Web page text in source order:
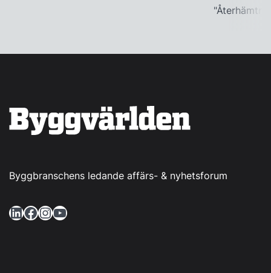
Byggbranschens ledande affärs- & nyhetsforum
LinkedIn Facebook InstagramYouTube